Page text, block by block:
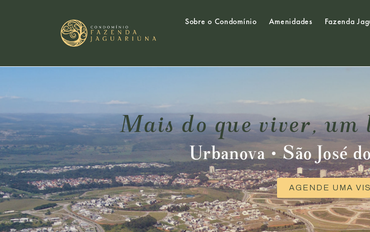
Sobre o Condomínio Amenidades Fazenda
Mais do que viver,
Urbanova • São José
AGENDE UMA